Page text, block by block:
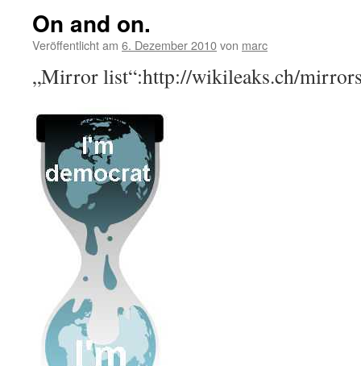
On and on.
Veröffentlicht am 6. Dezember 2010von marc
„Mirror list“:http://wikileaks.ch/